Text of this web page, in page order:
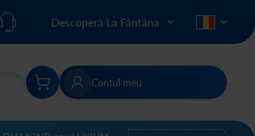
Descoperă La Fântâna
Căutare Contul meu